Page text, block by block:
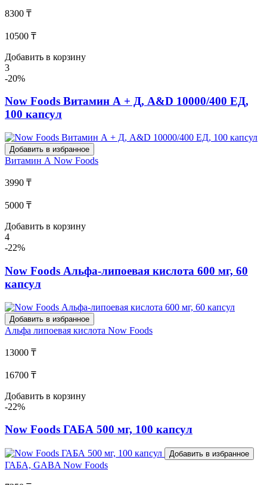
8300 ₸
10500 ₸
Добавить в корзину
3
-20%
Now Foods Витамин А + Д, A&D 10000/400 ЕД,
100 капсул
Добавить в избранное
Витамин А Now Foods
3990 ₸
5000 ₸
Добавить в корзину
4
-22%
Now Foods Альфа-липоевая кислота 600 мг, 60
капсул
Добавить в избранное
Альфа липоевая кислота Now Foods
13000 ₸
16700 ₸
Добавить в корзину
-22%
Now Foods ГАБА 500 мг, 100 капсул
Добавить в избранное
ГАБА, GABA Now Foods